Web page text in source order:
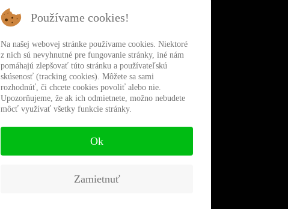
BIGBÍŤÁK
Používame cookies!
Na našej webovej stránke používame cookies. Niektoré
z nich sú nevyhnutné pre fungovanie stránky, iné nám
pomáhajú zlepšovať túto stránku a používateľskú
skúsenosť (tracking cookies). Môžete sa sami
rozhodnúť, či chcete cookies povoliť alebo nie.
Upozorňujeme, že ak ich odmietnete, možno nebudete
môcť využívať všetky funkcie stránky.
Ok
Zamietnuť